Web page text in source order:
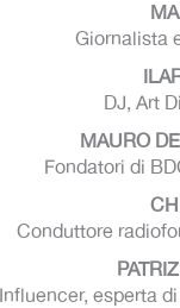
Giornalista
DJ, Art
MAURO
Fondatori di
Conduttore
esperta